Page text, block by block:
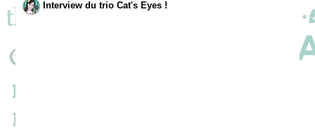
Interview du trio Cat's Eyes !